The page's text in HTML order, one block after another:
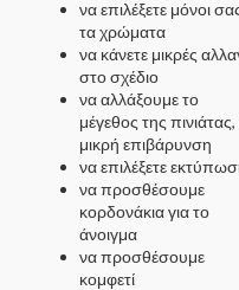
να επιλέξετε μόνοι
τα χρώματα
να κάνετε μικρές
στο σχέδιο
να αλλάξουμε το
μέγεθος της
μικρή επιβάρυνση
να επιλέξετε
να προσθέσουμε
κορδονάκια για το
άνοιγμα
να προσθέσουμε
κομφετί